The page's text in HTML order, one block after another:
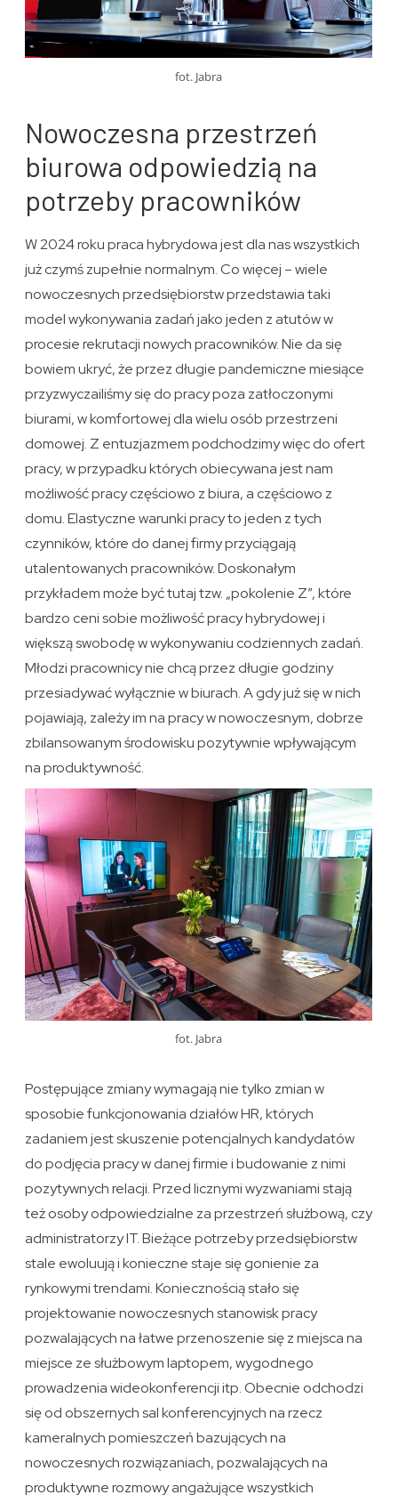
fot. Jabra
Nowoczesna przestrzeń
biurowa odpowiedzią na
potrzeby pracowników
W 2024 roku praca hybrydowa jest dla nas wszystkich
już czymś zupełnie normalnym. Co więcej – wiele
nowoczesnych przedsiębiorstw przedstawia taki
model wykonywania zadań jako jeden z atutów w
procesie rekrutacji nowych pracowników. Nie da się
bowiem ukryć, że przez długie pandemiczne miesiące
przyzwyczailiśmy się do pracy poza zatłoczonymi
biurami, w komfortowej dla wielu osób przestrzeni
domowej. Z entuzjazmem podchodzimy więc do ofert
pracy, w przypadku których obiecywana jest nam
możliwość pracy częściowo z biura, a częściowo z
domu. Elastyczne warunki pracy to jeden z tych
czynników, które do danej firmy przyciągają
utalentowanych pracowników. Doskonałym
przykładem może być tutaj tzw. „pokolenie Z”, które
bardzo ceni sobie możliwość pracy hybrydowej i
większą swobodę w wykonywaniu codziennych zadań.
Młodzi pracownicy nie chcą przez długie godziny
przesiadywać wyłącznie w biurach. A gdy już się w nich
pojawiają, zależy im na pracy w nowoczesnym, dobrze
zbilansowanym środowisku pozytywnie wpływającym
na produktywność.
fot. Jabra
Postępujące zmiany wymagają nie tylko zmian w
sposobie funkcjonowania działów HR, których
zadaniem jest skuszenie potencjalnych kandydatów
do podjęcia pracy w danej firmie i budowanie z nimi
pozytywnych relacji. Przed licznymi wyzwaniami stają
też osoby odpowiedzialne za przestrzeń służbową, czy
administratorzy IT. Bieżące potrzeby przedsiębiorstw
stale ewoluują i konieczne staje się gonienie za
rynkowymi trendami. Koniecznością stało się
projektowanie nowoczesnych stanowisk pracy
pozwalających na łatwe przenoszenie się z miejsca na
miejsce ze służbowym laptopem, wygodnego
prowadzenia wideokonferencji itp. Obecnie odchodzi
się od obszernych sal konferencyjnych na rzecz
kameralnych pomieszczeń bazujących na
nowoczesnych rozwiązaniach, pozwalających na
produktywne rozmowy angażujące wszystkich